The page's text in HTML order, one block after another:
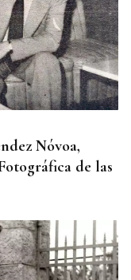
Nóvoa,
de las